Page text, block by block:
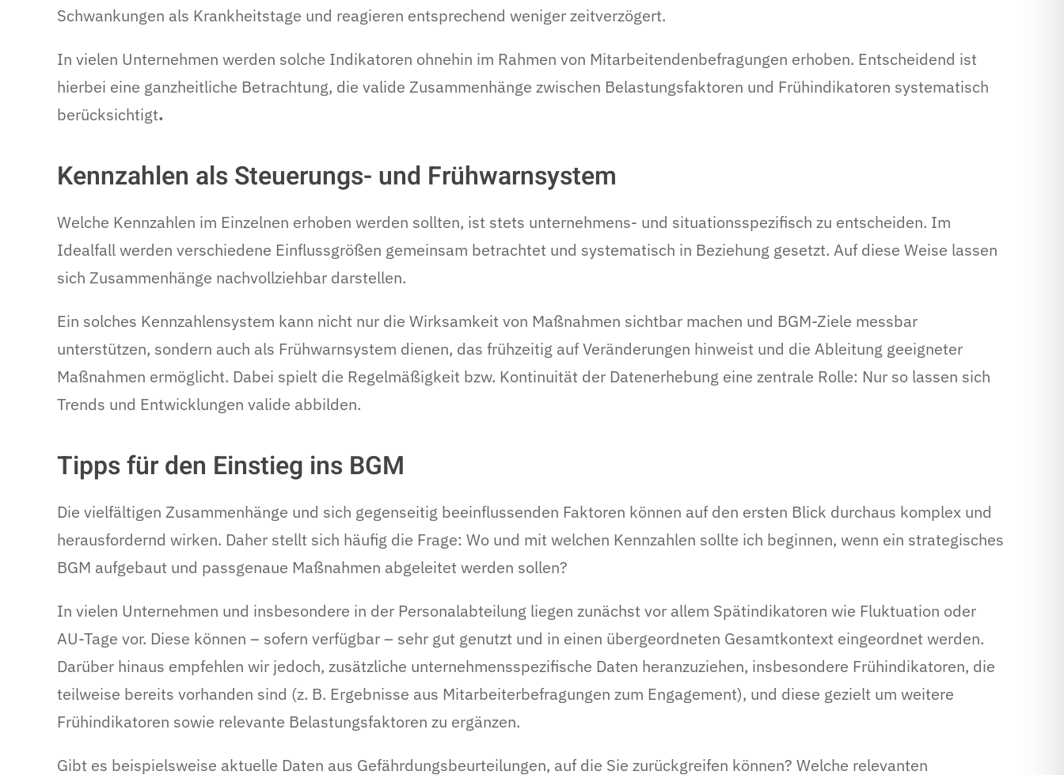
Schwankungen als Krankheitstage und reagieren entsprechend weniger zeitverzögert.
In vielen Unternehmen werden solche Indikatoren ohnehin im Rahmen von Mitarbeitendenbefragungen erhoben. Entscheidend ist
hierbei eine ganzheitliche Betrachtung, die valide Zusammenhänge zwischen Belastungsfaktoren und Frühindikatoren systematisch
berücksichtigt.
Kennzahlen als Steuerungs- und Frühwarnsystem
Welche Kennzahlen im Einzelnen erhoben werden sollten, ist stets unternehmens- und situationsspezifisch zu entscheiden. Im
Idealfall werden verschiedene Einflussgrößen gemeinsam betrachtet und systematisch in Beziehung gesetzt. Auf diese Weise lassen
sich Zusammenhänge nachvollziehbar darstellen.
Ein solches Kennzahlensystem kann nicht nur die Wirksamkeit von Maßnahmen sichtbar machen und BGM-Ziele messbar
unterstützen, sondern auch als Frühwarnsystem dienen, das frühzeitig auf Veränderungen hinweist und die Ableitung geeigneter
Maßnahmen ermöglicht. Dabei spielt die Regelmäßigkeit bzw. Kontinuität der Datenerhebung eine zentrale Rolle: Nur so lassen sich
Trends und Entwicklungen valide abbilden.
Tipps für den Einstieg ins BGM
Die vielfältigen Zusammenhänge und sich gegenseitig beeinflussenden Faktoren können auf den ersten Blick durchaus komplex und
herausfordernd wirken. Daher stellt sich häufig die Frage: Wo und mit welchen Kennzahlen sollte ich beginnen, wenn ein strategisches
BGM aufgebaut und passgenaue Maßnahmen abgeleitet werden sollen?
In vielen Unternehmen und insbesondere in der Personalabteilung liegen zunächst vor allem Spätindikatoren wie Fluktuation oder
AU-Tage vor. Diese können – sofern verfügbar – sehr gut genutzt und in einen übergeordneten Gesamtkontext eingeordnet werden.
Darüber hinaus empfehlen wir jedoch, zusätzliche unternehmensspezifische Daten heranzuziehen, insbesondere Frühindikatoren, die
teilweise bereits vorhanden sind (z. B. Ergebnisse aus Mitarbeiterbefragungen zum Engagement), und diese gezielt um weitere
Frühindikatoren sowie relevante Belastungsfaktoren zu ergänzen.
Gibt es beispielsweise aktuelle Daten aus Gefährdungsbeurteilungen, auf die Sie zurückgreifen können? Welche relevanten